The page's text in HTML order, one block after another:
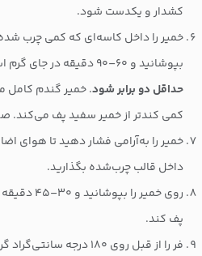
کشدار و یکدست شود.
خمیر را داخل کاسه‌ای که کمی چرب شده
بپوشانید و ۶۰–۹۰ دقیقه در جای گرم استراحت دهید تا حجم آن
حداقل دو برابر شود. خمیر گندم کامل
کمی کندتر از خمیر سفید پف می‌کند.
خمیر را به‌آرامی فشار دهید تا هوای
داخل قالب چرب‌شده بگذارید.
روی خمیر
پف کند.